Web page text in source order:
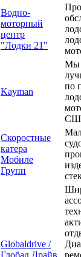
Водно-
моторный
центр
"Лодки 21"
Kayman
Мы
по
Скоростные
катера
Мобиле
Групп
Globaldrive /